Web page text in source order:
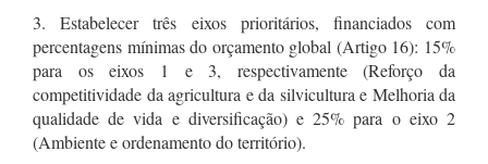
3. Estabelecer três eixos prioritários, financiados com
percentagens mínimas do orçamento global (Artigo 16): 15%
para os eixos 1 e 3, respectivamente (Reforço da
competitividade da agricultura e da silvicultura e Melhoria da
qualidade de vida e diversificação) e 25% para o eixo 2
(Ambiente e ordenamento do território).